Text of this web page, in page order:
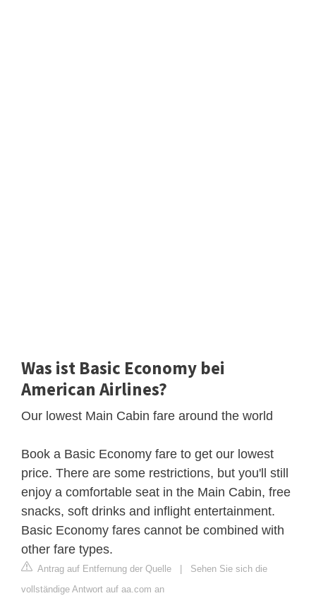
Was ist Basic Economy bei
American Airlines?
Our lowest Main Cabin fare around the world
Book a Basic Economy fare to get our lowest
price. There are some restrictions, but you'll still
enjoy a comfortable seat in the Main Cabin, free
snacks, soft drinks and inflight entertainment.
Basic Economy fares cannot be combined with
other fare types.
Antrag auf Entfernung der Quelle | Sehen Sie sich die
vollständige Antwort auf aa.com an